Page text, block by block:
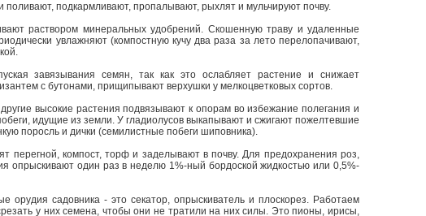
поливают, подкармливают, пропалывают, рыхлят и мульчируют почву.
раствором минеральных удобрений. Скошенную траву и удаленные
увлажняют (компостную кучу два раза за лето перелопачивают,
завязывания семян, так как это ослабляет растение и снижает
с бутонами, прищипывают верхушки у мелкоцветковых сортов.
высокие растения подвязывают к опорам во избежание полегания и
идущие из земли. У гладиолусов выкапывают и сжигают пожелтевшие
поросль и дички (семилистные побеги шиповника).
перегной, компост, торф и заделывают в почву. Для предохранения роз,
опрыскивают один раз в неделю 1%-ный бордоской жидкостью или 0,5%-
садовника - это секатор, опрыскиватель и плоскорез. Работаем
у них семена, чтобы они не тратили на них силы. Это пионы, ирисы,